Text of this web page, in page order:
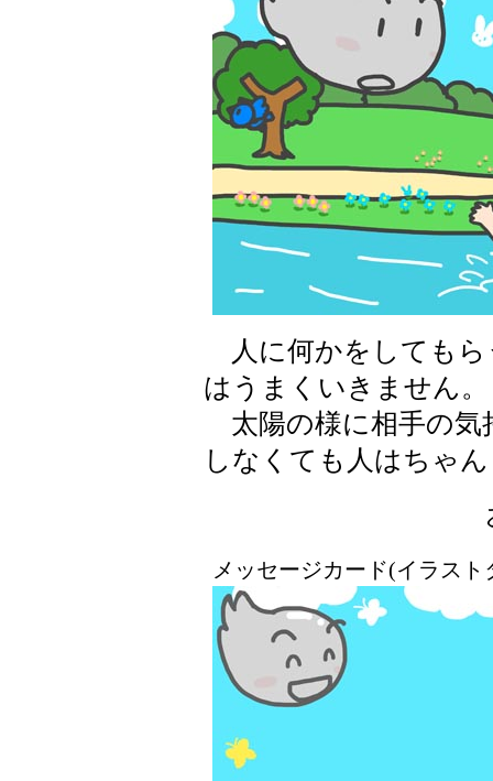
人に何かをしてもら
はうまくいきません。
太陽の様に相手の気
しなくても人はちゃ
メッセージカード(イラス